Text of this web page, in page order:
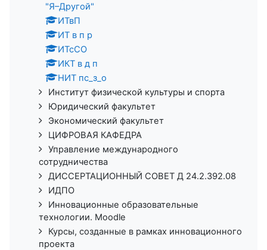
"Я–Другой"
ИТвП
ИТ в п р
ИТсСО
ИКТ в д п
НИТ пс_з_о
Институт физической культуры и спорта
Юридический факультет
Экономический факультет
ЦИФРОВАЯ КАФЕДРА
Управление международного
сотрудничества
ДИССЕРТАЦИОННЫЙ СОВЕТ Д 24.2.392.08
ИДПО
Инновационные образовательные
технологии. Moodle
Курсы, созданные в рамках инновационного
проекта